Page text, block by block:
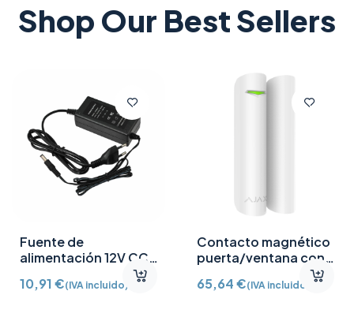
Shop Our Best Sellers
Fuente de
alimentación 12V CC
10,91€(IVA incluido)
Contacto magnético
puerta/ventana con
Detector vibración e
inclinación AJ-
65,64€(IVA incluido)